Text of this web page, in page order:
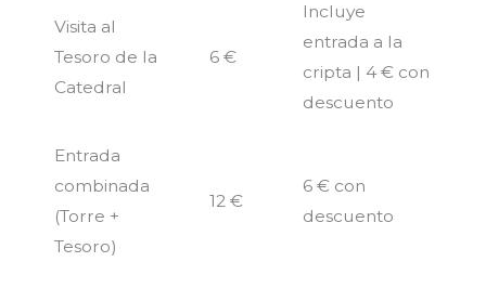
Visita al
Tesoro de la
Catedral
6 €
Incluye
entrada a la
cripta | 4 € con
descuento
Entrada
combinada
(Torre +
Tesoro)
12 €
6 € con
descuento